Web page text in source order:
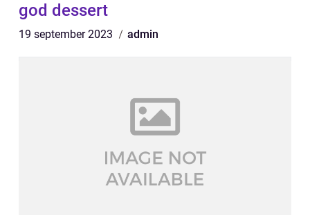
god dessert
19 september 2023 admin